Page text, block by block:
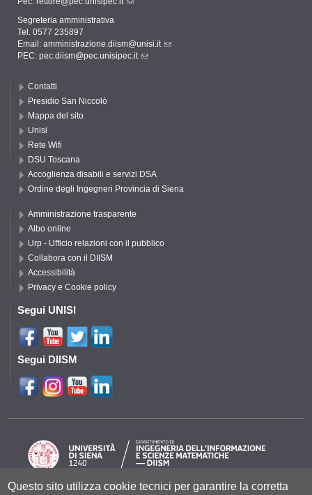
Segreteria amministrativa
Tel. 0577 235897
Email: amministrazione.diism@unisi.it
PEC: pec.diism@pec.unisipec.it
Contatti
Presidio San Niccolò
Mappa del sito
Unisi
Rete Wifi
DSU Toscana
Accoglienza disabili e servizi DSA
Ordine degli Ingegneri Provincia di Siena
Amministrazione trasparente
Albo online
Urp - Ufficio relazioni con il pubblico
Collabora con il DIISM
Accessibilità
Privacy e Cookie policy
Segui UNISI
Segui DIISM
Questo sito utilizza cookie tecnici per garantire la corretta